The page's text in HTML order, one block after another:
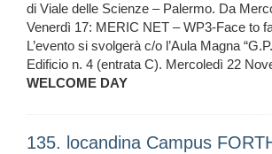
di Viale delle Scienze – Palermo. Da
Venerdì 17: MERIC NET – WP3-Face to
L’evento si svolgerà c/o l’Aula Magna
Edificio n. 4 (entrata C). Mercoledì 22
WELCOME DAY
135. locandina Campus